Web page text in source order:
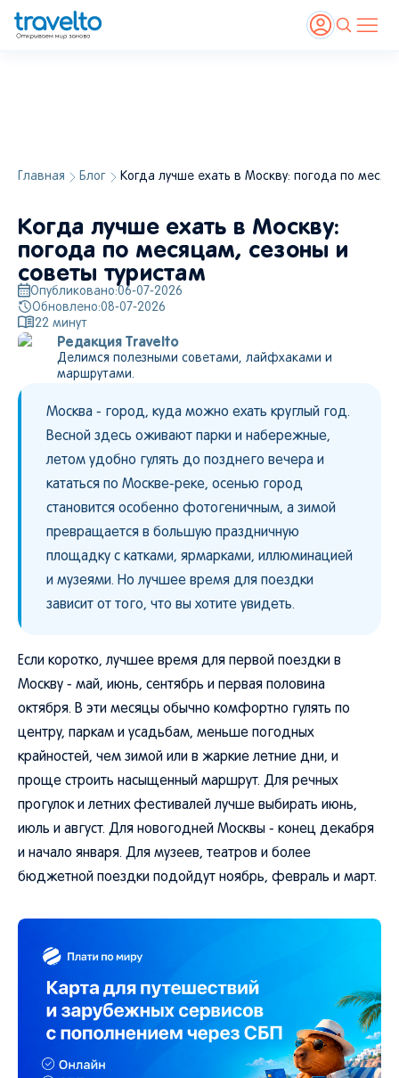
Главная Блог Когда лучше ехать в Москву: погода по
Когда лучше ехать в Москву:
погода по месяцам, сезоны и
советы туристам
Опубликовано:06-07-2026
Обновлено:08-07-2026
22 минут
Редакция Travelto
Делимся полезными советами, лайфхаками и
маршрутами.
Москва - город, куда можно ехать круглый год.
Весной здесь оживают парки и набережные,
летом удобно гулять до позднего вечера и
кататься по Москве-реке, осенью город
становится особенно фотогеничным, а зимой
превращается в большую праздничную
площадку с катками, ярмарками, иллюминацией
и музеями. Но лучшее время для поездки
зависит от того, что вы хотите увидеть.
Если коротко, лучшее время для первой поездки в
Москву - май, июнь, сентябрь и первая половина
октября. В эти месяцы обычно комфортно гулять по
центру, паркам и усадьбам, меньше погодных
крайностей, чем зимой или в жаркие летние дни, и
проще строить насыщенный маршрут. Для речных
прогулок и летних фестивалей лучше выбирать июнь,
июль и август. Для новогодней Москвы - конец декабря
и начало января. Для музеев, театров и более
бюджетной поездки подойдут ноябрь, февраль и март.